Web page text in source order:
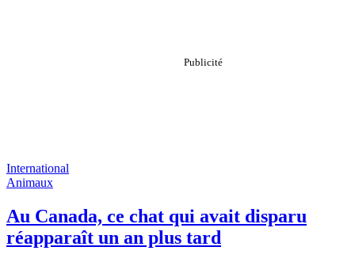
International
Animaux
Au Canada, ce chat qui avait disparu
réapparaît un an plus tard